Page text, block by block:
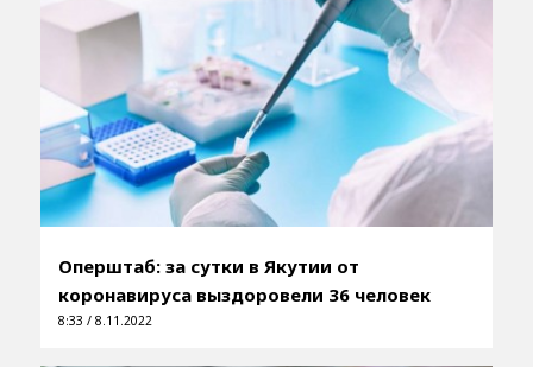
Оперштаб: за сутки в Якутии от
коронавируса выздоровели 36 человек
8:33 / 8.11.2022